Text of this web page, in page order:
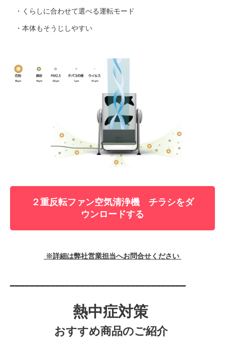
・くらしに合わせて選べる運転モード
・本体もそうじしやすい
２重反転ファン空気清浄機 チラシをダ
ウンロードする
※詳細は弊社営業担当へお問合せください
━━━━━━━━━━━━━━━━━━━━━━━━━━━━━━━━━━━
熱中症対策
おすすめ商品のご紹介